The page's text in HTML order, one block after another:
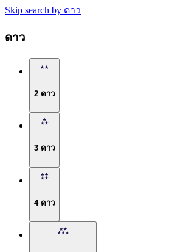
Skip search by ดาว
ดาว
2 ดาว
3 ดาว
4 ดาว